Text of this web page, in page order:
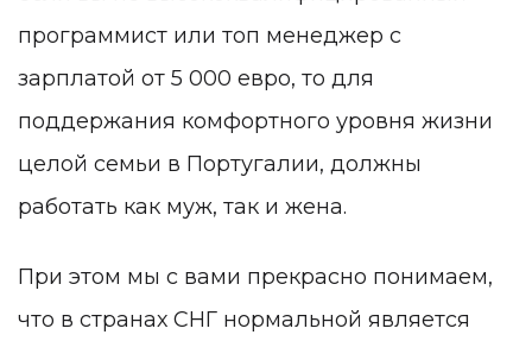
программист или топ менеджер с
зарплатой от 5 000 евро, то для
поддержания комфортного уровня жизни
целой семьи в Португалии, должны
работать как муж, так и жена.
При этом мы с вами прекрасно понимаем,
что в странах СНГ нормальной является